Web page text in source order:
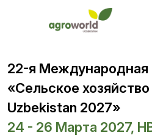
22-я Международная
«Сельское
Uzbekistan 2027»
24 - 26 Марта 2027,